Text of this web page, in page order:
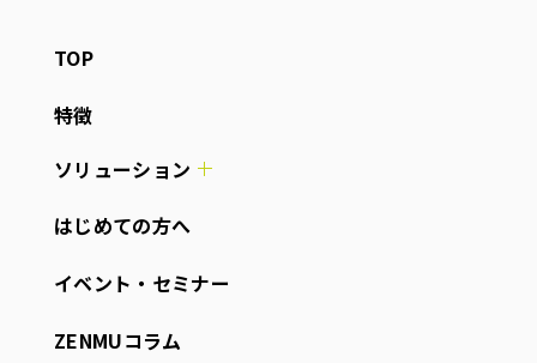
TOP
特徴
ソリューション
はじめての方へ
イベント・セミナー
ZENMUコラム